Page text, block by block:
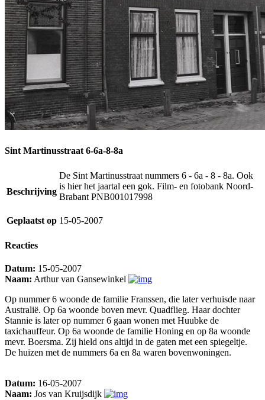
Sint Martinusstraat 6-6a-8-8a
Beschrijving
De Sint Martinusstraat nummers 6 - 6a - 8 - 8a. Ook
is hier het jaartal een gok. Film- en fotobank Noord-
Brabant PNB001017998
Geplaatst op 15-05-2007
Reacties
Datum: 15-05-2007
Naam: Arthur van Gansewinkel
Op nummer 6 woonde de familie Franssen, die later verhuisde naar
Australië. Op 6a woonde boven mevr. Quadflieg. Haar dochter
Stannie is later op nummer 6 gaan wonen met Huubke de
taxichauffeur. Op 6a woonde de familie Honing en op 8a woonde
mevr. Boersma. Zij hield ons altijd in de gaten met een spiegeltje.
De huizen met de nummers 6a en 8a waren bovenwoningen.
Datum: 16-05-2007
Naam: Jos van Kruijsdijk